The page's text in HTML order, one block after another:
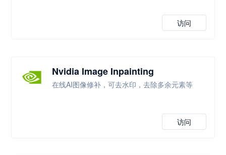
访问
Nvidia Image Inpainting
在线AI图像修补，可去水印，去除多余元素等
访问